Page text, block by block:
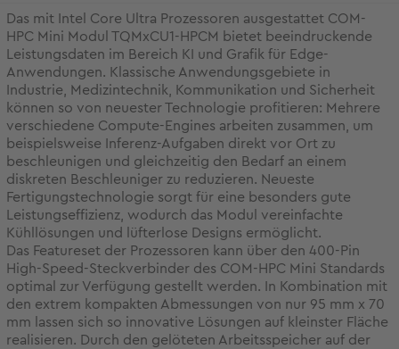
Das mit Intel Core Ultra Prozessoren ausgestattet COM-
HPC Mini Modul TQMxCU1-HPCM bietet beeindruckende
Leistungsdaten im Bereich KI und Grafik für Edge-
Anwendungen. Klassische Anwendungsgebiete in
Industrie, Medizintechnik, Kommunikation und Sicherheit
können so von neuester Technologie profitieren: Mehrere
verschiedene Compute-Engines arbeiten zusammen, um
beispielsweise Inferenz-Aufgaben direkt vor Ort zu
beschleunigen und gleichzeitig den Bedarf an einem
diskreten Beschleuniger zu reduzieren. Neueste
Fertigungstechnologie sorgt für eine besonders gute
Leistungseffizienz, wodurch das Modul vereinfachte
Kühllösungen und lüfterlose Designs ermöglicht.
Das Featureset der Prozessoren kann über den 400-Pin
High-Speed-Steckverbinder des COM-HPC Mini Standards
optimal zur Verfügung gestellt werden. In Kombination mit
den extrem kompakten Abmessungen von nur 95 mm x 70
mm lassen sich so innovative Lösungen auf kleinster Fläche
realisieren. Durch den gelöteten Arbeitsspeicher auf der